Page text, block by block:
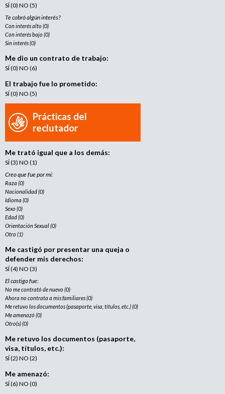
SÍ (0) NO (5)
Te cobró algún interés?
Con interés alto (0)
Con interés bajo (0)
Sin interés (0)
Me dio un contrato de trabajo:
SÍ (0) NO (6)
El trabajo fue lo prometido:
SÍ (0) NO (5)
Prácticas del
reclutador
Me trató igual que a los demás:
SÍ (3) NO (1)
Creo que fue por mi:
Raza (0)
Nacionalidad (0)
Idioma (0)
Sexo (0)
Edad (0)
Orientación Sexual (0)
Otro (1)
Me castigó por presentar una queja o
defender mis derechos:
SÍ (4) NO (3)
El castigo fue:
No me contrató de nuevo (0)
Ahora no contrata a mis familiares (0)
Me retuvo los documentos (pasaporte, visa, títulos, etc.) (0)
Me amenazó (0)
Otro(s) (0)
Me retuvo los documentos (pasaporte,
visa, títulos, etc.):
SÍ (2) NO (2)
Me amenazó:
SÍ (6) NO (0)